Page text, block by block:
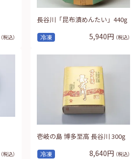
（税込） 冷凍
長谷川「昆布漬めんたい」440g
5,940円 （税込）
（税込） 冷凍
壱岐の島 博多至高 長谷川 300g
8,640円 （税込）